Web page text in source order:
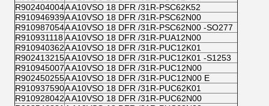
R902404004A A10VSO 18 DFR /31R-PSC62K52
R910946939A A10VSO 18 DFR /31R-PSC62N00
R910987054A A10VSO 18 DFR /31R-PSC62N00 -SO277
R910931118A A10VSO 18 DFR /31R-PUA12N00
R910940362A A10VSO 18 DFR /31R-PUC12K01
R902413215A A10VSO 18 DFR /31R-PUC12K01 -S1253
R910945007A A10VSO 18 DFR /31R-PUC12N00
R902450255A A10VSO 18 DFR /31R-PUC12N00 E
R910937590A A10VSO 18 DFR /31R-PUC62K01
R910928042A A10VSO 18 DFR /31R-PUC62N00